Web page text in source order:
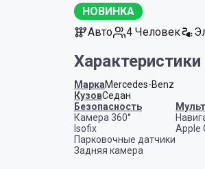
НОВИНКА
Авто
4 Человек
Характеристики
МаркаMercedes-Benz
КузовСедан
Безопасность
Камера 360°
Isofix
Парковочные датчики
Задняя камера
Apple